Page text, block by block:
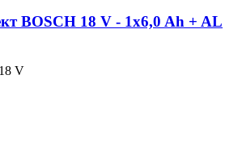
BOSCH 18 V - 1x6,0 Ah + AL
V